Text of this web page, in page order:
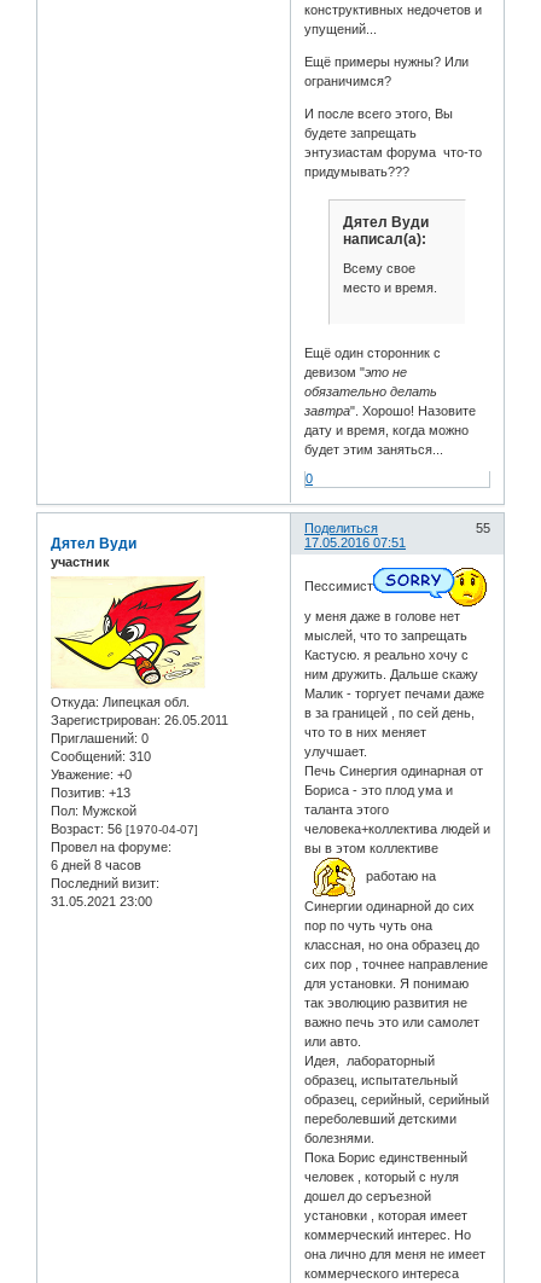
конструктивных недочетов и
упущений...
Ещё примеры нужны? Или
ограничимся?
И после всего этого, Вы
будете запрещать
энтузиастам форума что-то
придумывать???
Дятел Вуди
написал(а):
Всему свое
место и время.
Ещё один сторонник с
девизом "это не
обязательно делать
завтра". Хорошо! Назовите
дату и время, когда можно
будет этим заняться...
0
Поделиться
55
17.05.2016 07:51
Дятел Вуди
участник
Откуда: Липецкая обл.
Зарегистрирован: 26.05.2011
Приглашений: 0
Сообщений: 310
Уважение: +0
Позитив: +13
Пол: Мужской
Возраст: 56 [1970-04-07]
Провел на форуме:
6 дней 8 часов
Последний визит:
31.05.2021 23:00
Пессимист
у меня даже в голове нет
мыслей, что то запрещать
Кастусю. я реально хочу с
ним дружить. Дальше скажу
Малик - торгует печами даже
в за границей , по сей день,
что то в них меняет
улучшает.
Печь Синергия одинарная от
Бориса - это плод ума и
таланта этого
человека+коллектива людей и
вы в этом коллективе
работаю на
Синергии одинарной до сих
пор по чуть чуть она
классная, но она образец до
сих пор , точнее направление
для установки. Я понимаю
так эволюцию развития не
важно печь это или самолет
или авто.
Идея, лабораторный
образец, испытательный
образец, серийный, серийный
переболевший детскими
болезнями.
Пока Борис единственный
человек , который с нуля
дошел до серъезной
установки , которая имеет
коммерческий интерес. Но
она лично для меня не имеет
коммерческого интереса